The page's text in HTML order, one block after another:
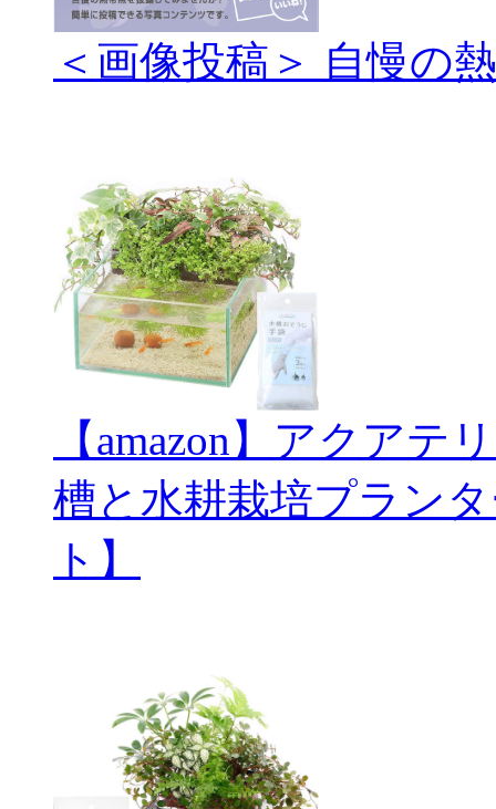
＜画像投稿＞ 自慢の
【amazon】アクアテ
槽と水耕栽培プラン
ト】